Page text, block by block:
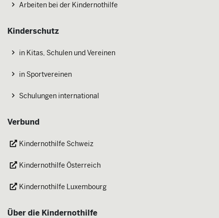
Arbeiten bei der Kindernothilfe
Kinderschutz
in Kitas, Schulen und Vereinen
in Sportvereinen
Schulungen international
Verbund
Kindernothilfe Schweiz
Kindernothilfe Österreich
Kindernothilfe Luxembourg
Über die Kindernothilfe